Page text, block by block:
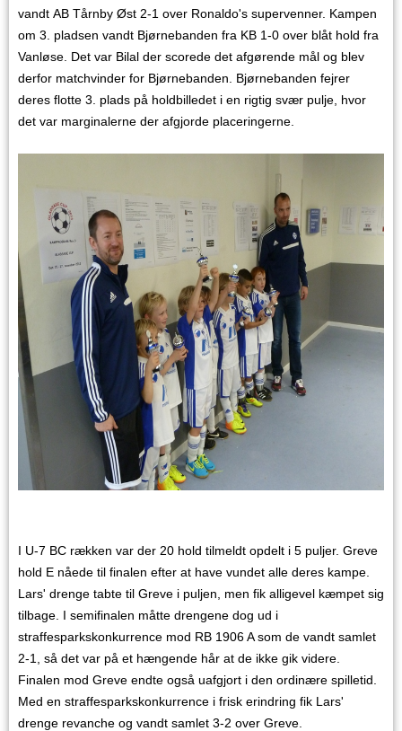
vandt AB Tårnby Øst 2-1 over Ronaldo's supervenner. Kampen
om 3. pladsen vandt Bjørnebanden fra KB 1-0 over blåt hold fra
Vanløse. Det var Bilal der scorede det afgørende mål og blev
derfor matchvinder for Bjørnebanden. Bjørnebanden fejrer
deres flotte 3. plads på holdbilledet i en rigtig svær pulje, hvor
det var marginalerne der afgjorde placeringerne.
I U-7 BC rækken var der 20 hold tilmeldt opdelt i 5 puljer. Greve
hold E nåede til finalen efter at have vundet alle deres kampe.
Lars' drenge tabte til Greve i puljen, men fik alligevel kæmpet sig
tilbage. I semifinalen måtte drengene dog ud i
straffesparkskonkurrence mod RB 1906 A som de vandt samlet
2-1, så det var på et hængende hår at de ikke gik videre.
Finalen mod Greve endte også uafgjort i den ordinære spilletid.
Med en straffesparkskonkurrence i frisk erindring fik Lars'
drenge revanche og vandt samlet 3-2 over Greve.